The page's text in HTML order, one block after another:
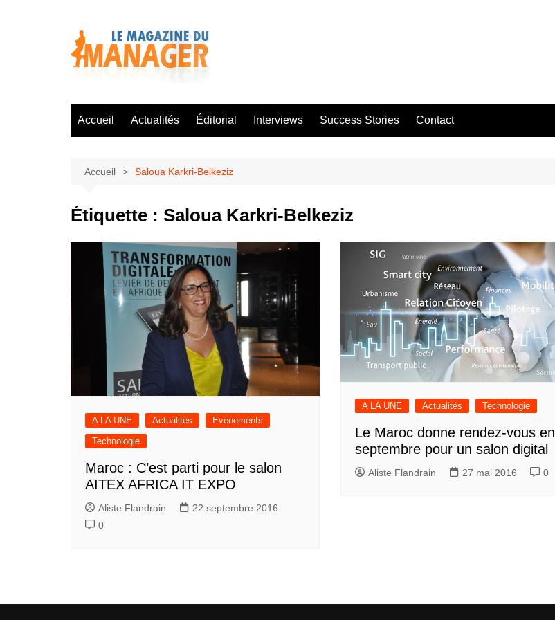
Accueil Actualités Éditorial Interviews Success Stories Contact
Accueil Saloua Karkri-Belkeziz
Étiquette : Saloua Karkri-Belkeziz
A LA UNE Actualités
Evénements
Technologie
Maroc : C’est parti pour le salon
AITEX AFRICA IT EXPO
Aliste Flandrain
22 septembre 2016
0
A LA UNE Actualités Technologie
Le Maroc donne rendez-vous en
septembre pour un salon digital
Aliste Flandrain 27 mai 2016 0